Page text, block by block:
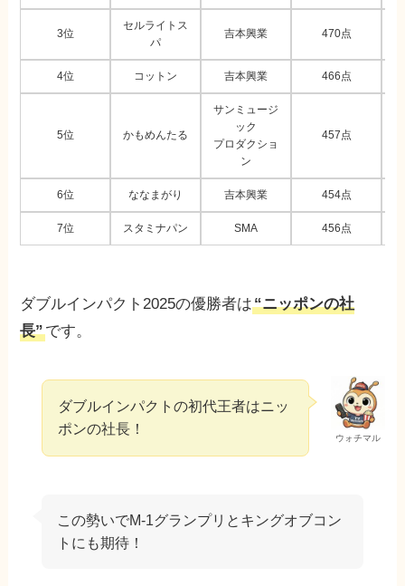
3位
セルライトス
パ
吉本興業 470点
4位 コットン 吉本興業 466点
5位 かもめんたる
サンミュージ
ック
プロダクショ
ン
457点
6位 ななまがり 吉本興業 454点
7位 スタミナパン SMA 456点
ダブルインパクト2025の優勝者は“ニッポンの社
長”です。
ウォチマル
ダブルインパクトの初代王者はニッ
ポンの社長！
この勢いでM-1グランプリとキングオブコン
トにも期待！